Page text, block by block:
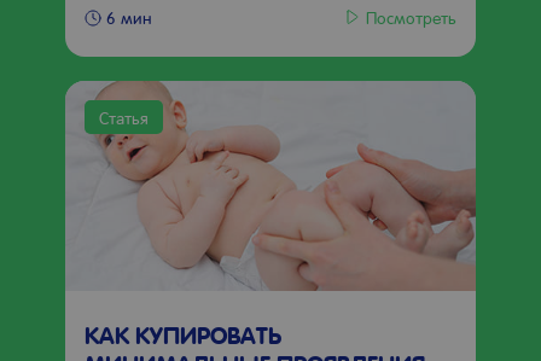
6 мин Посмотреть
Статья
КАК КУПИРОВАТЬ